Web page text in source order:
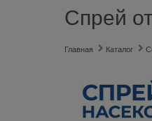
Спрей
Главная Каталог